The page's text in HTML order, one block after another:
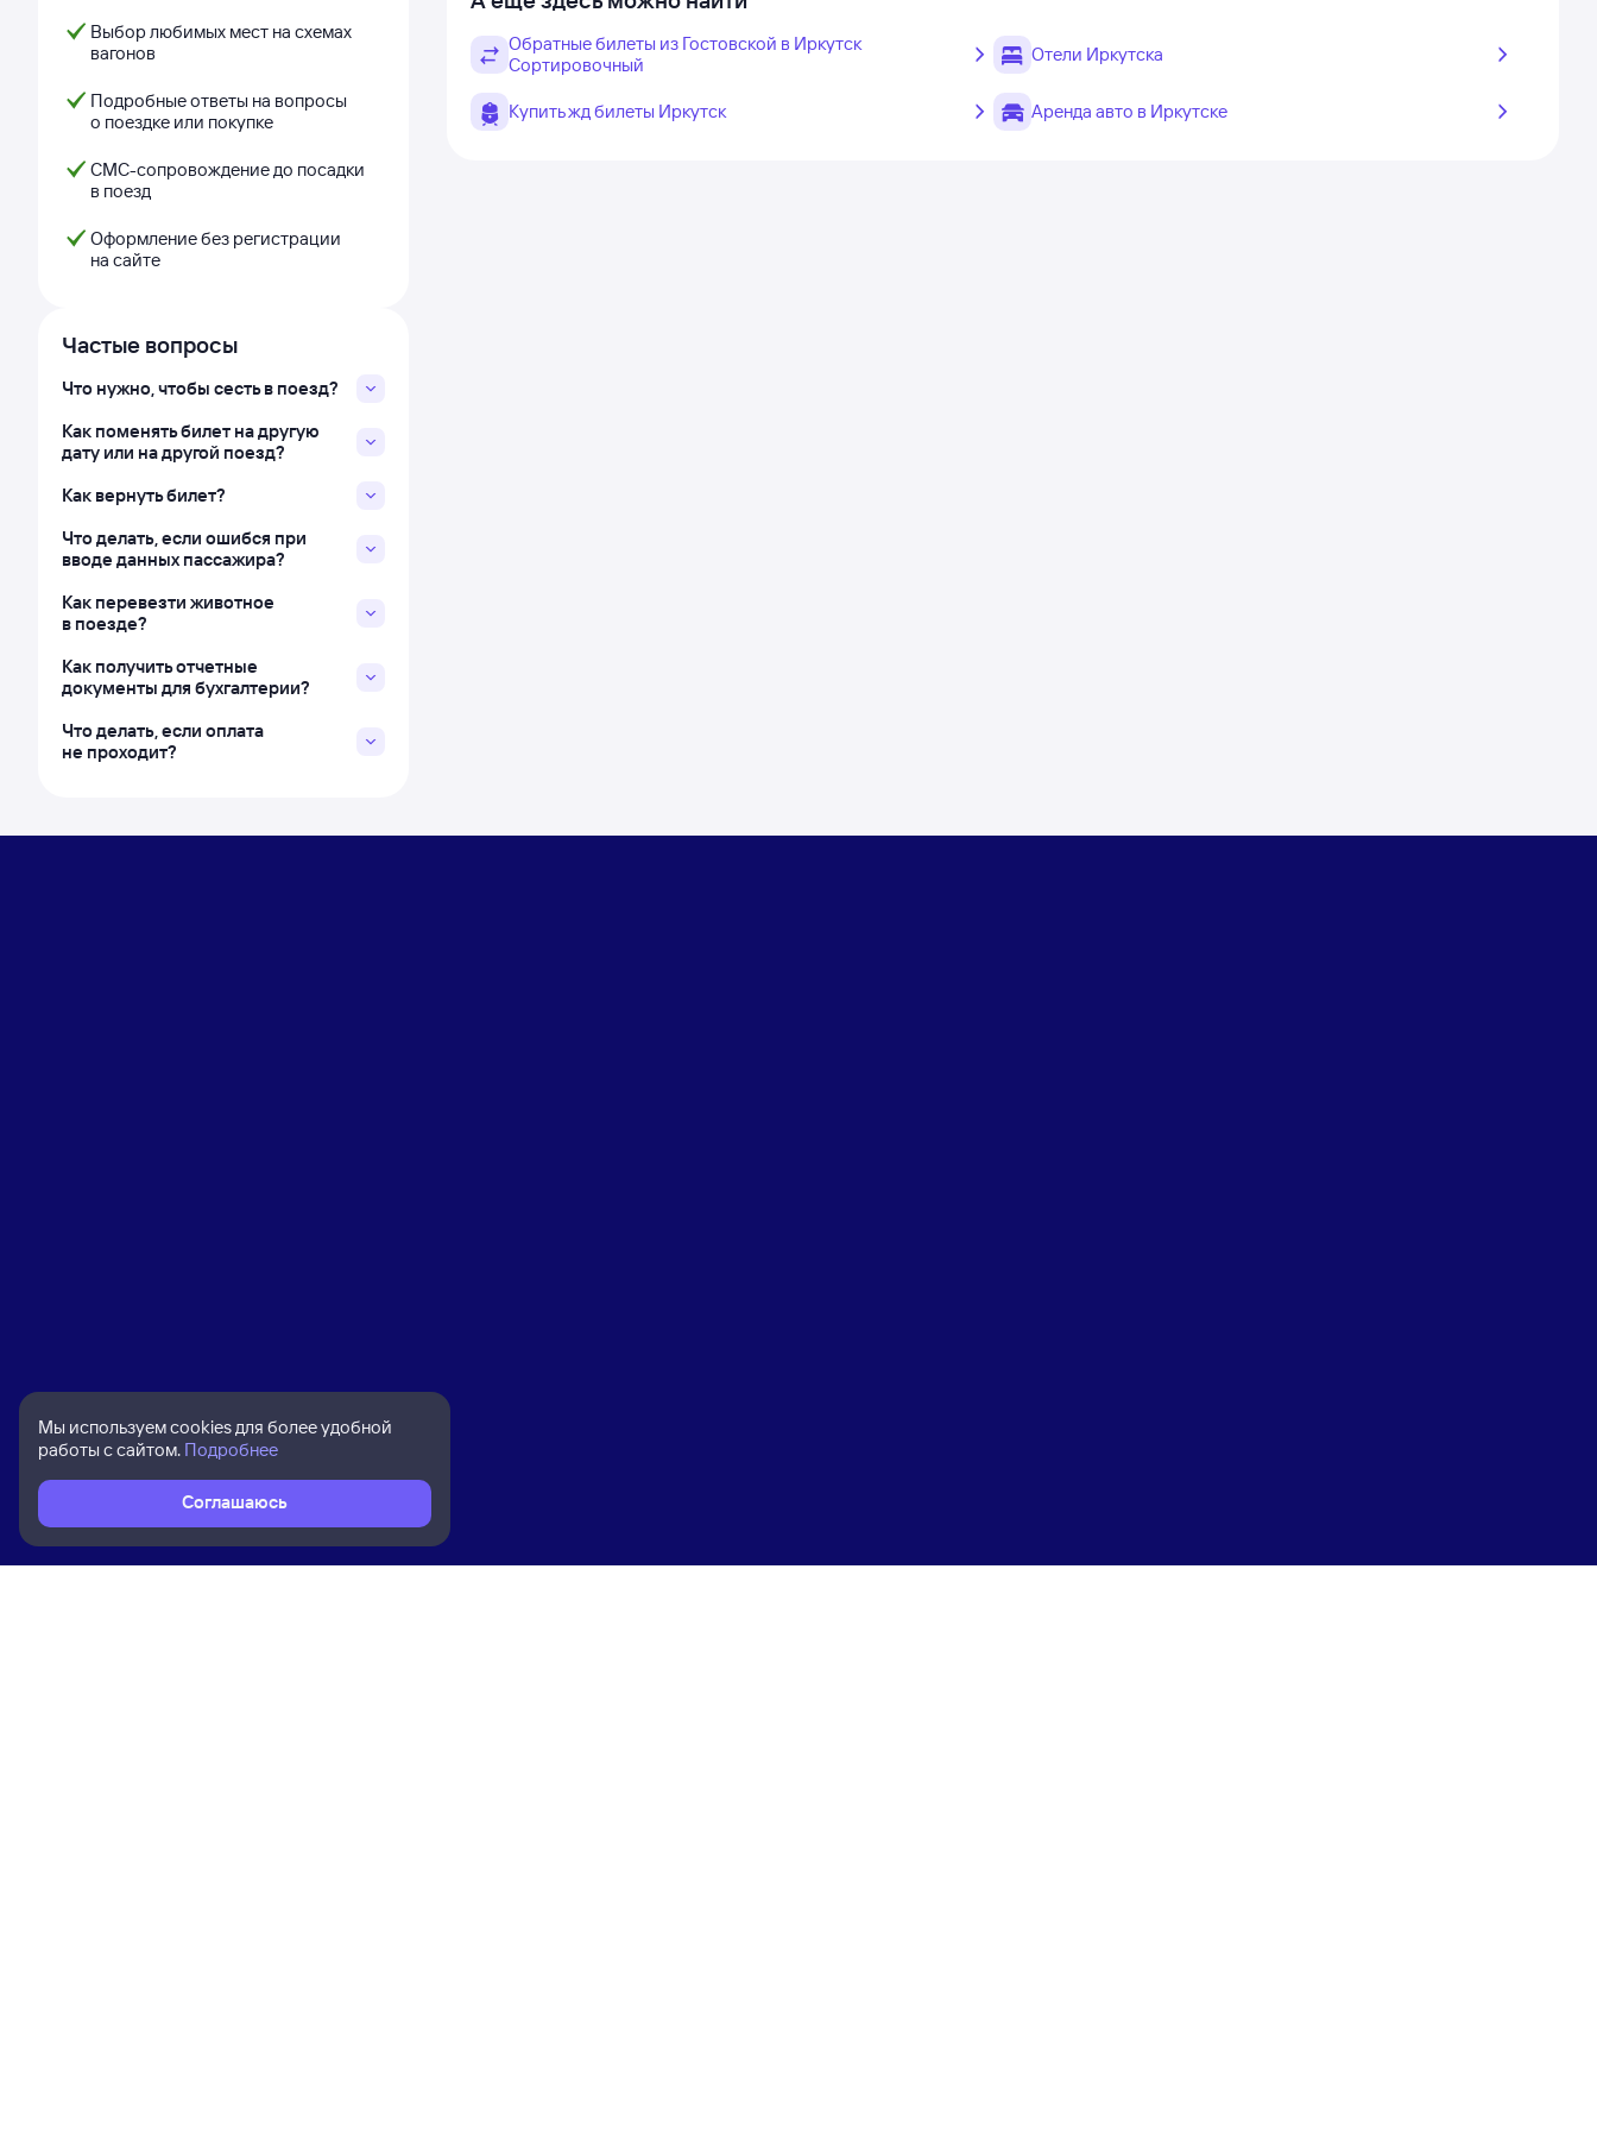
Выбор любимых мест на схемах
вагонов
Подробные ответы на вопросы
о поездке или покупке
СМС-сопровождение до посадки
в поезд
Оформление без регистрации
на сайте
Частые вопросы
Что нужно, чтобы сесть в поезд?
Как поменять билет на другую
дату или на другой поезд?
Как вернуть билет?
Что делать, если ошибся при
вводе данных пассажира?
Как перевезти животное
в поезде?
Как получить отчетные
документы для бухгалтерии?
Что делать, если оплата
не проходит?
Обратные билеты из Гостовской в Иркутск
Сортировочный
Отели Иркутска
Купить жд билеты Иркутск Аренда авто в Иркутске
Мы используем cookies для более удобной
работы с сайтом. Подробнее
Соглашаюсь